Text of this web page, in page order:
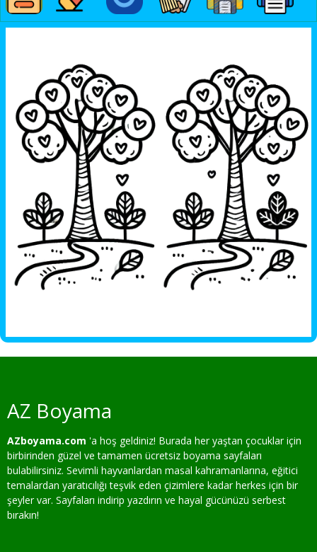
AZ Boyama
AZboyama.com 'a hoş geldiniz! Burada her yaştan çocuklar için
birbirinden güzel ve tamamen ücretsiz boyama sayfaları
bulabilirsiniz. Sevimli hayvanlardan masal kahramanlarına, eğitici
temalardan yaratıcılığı teşvik eden çizimlere kadar herkes için bir
şeyler var. Sayfaları indirip yazdırın ve hayal gücünüzü serbest
bırakın!